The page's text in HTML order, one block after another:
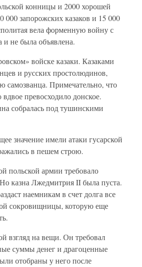
конницы и 2000 хорошей
000 запорожских казаков и 15 000
вела форменную войну с
и не была объявлена.
войске казаки. Казаками
и русских простолюдинов,
самозванца. Примечательно, что
превосходило донское.
собралась под тушинскими
значение имели атаки гусарской
в пешем строю.
польской армии требовало
казна Лжедмитрия II была пуста.
наемникам в счет долга все
сокровищницы, которую еще
взгляд на вещи. Он требовал
суммы денег и драгоценные
отобраны у него после